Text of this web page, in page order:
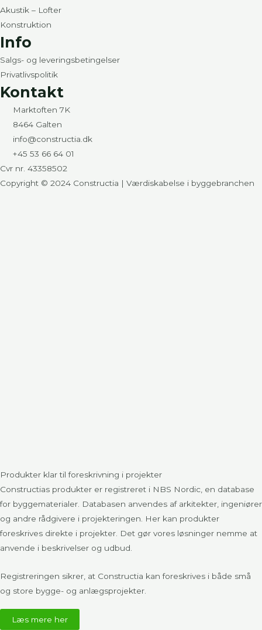
Akustik – Lofter
Konstruktion
Info
Salgs- og leveringsbetingelser
Privatlivspolitik
Kontakt
Marktoften 7K
8464 Galten
info@constructia.dk
+45 53 66 64 01
Cvr nr. 43358502
Copyright © 2024 Constructia | Værdiskabelse i byggebranchen
Produkter klar til foreskrivning i projekter​
Constructias produkter er registreret i NBS Nordic , en database
for byggematerialer. Databasen anvendes af arkitekter, ingeniører
og andre rådgivere i projekteringen. Her kan produkter
foreskrives direkte i projekter. Det gør vores løsninger nemme at
anvende i beskrivelser og udbud.
Registreringen sikrer, at Constructia kan foreskrives i både små
og store bygge- og anlægsprojekter.
Læs mere her